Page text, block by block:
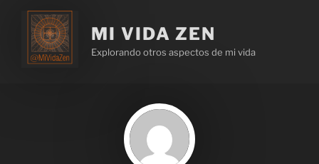
MI VIDA ZEN
Explorando otros aspectos de mi vida